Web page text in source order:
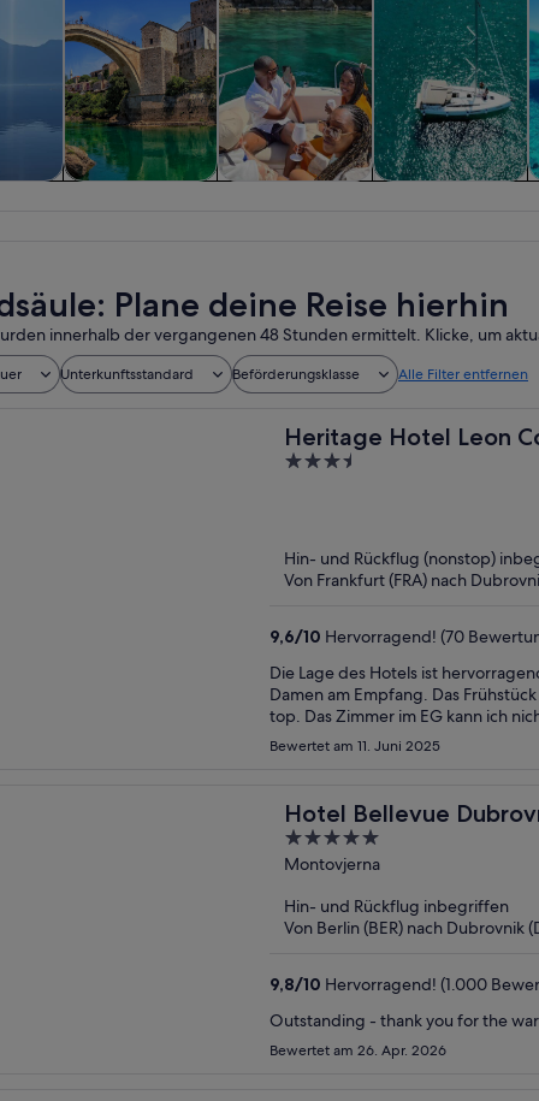
Plane deine Reise hierhin
innerhalb der vergangenen 48 Stunden ermittelt. Klicke, um
Unterkunftsstandard Beförderungsklasse Alle Filter entfernen
Heritage Hotel Leon
3.5
Hin- und Rückflug (nonstop)
Von Frankfurt (FRA) nach
9,6/10 Hervorragend! (70
Die Lage des Hotels ist
Damen am Empfang. Das
top. Das Zimmer im EG kann ich nicht empfehlen. Durch das Fenster zum Hof/Fußweg ist es von
außen einsehbar.
Bewertet am 11. Juni 2025
Hotel Bellevue
5
out
5
Montovjerna
Hin- und Rückflug inbegriffen
Von Berlin (BER) nach Dubrovnik
9,8/10 Hervorragend! (1.000
Outstanding - thank you for the
Bewertet am 26. Apr. 2026